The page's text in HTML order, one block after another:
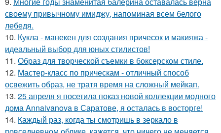
своему привычному имиджу, напоминая всем белого
лебедя.
10. Кукла - манекен для создания причесок и макияжа -
идеальный выбор для юных стилистов!
11. Образ для творческой съемки в боксерском стиле.
12. Мастер-класс по прическам - отличный способ
освежить образ, не тратя время на сложный мейкап.
13. 25 апреля я посетила показ новой коллекции модного
дома Annaivanova в Саратове, я осталась в восторге!
14. Каждый раз, когда ты смотришь в зеркало в